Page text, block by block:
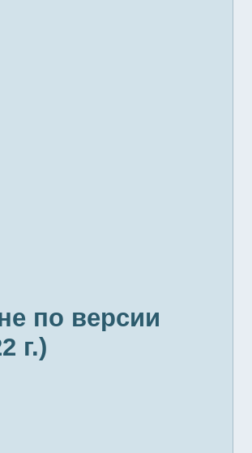
по версии
г.)